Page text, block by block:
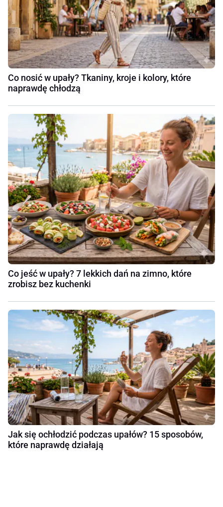
Co nosić w upały? Tkaniny, kroje i kolory, które
naprawdę chłodzą
Co jeść w upały? 7 lekkich dań na zimno, które
zrobisz bez kuchenki
Jak się ochłodzić podczas upałów? 15 sposobów,
które naprawdę działają